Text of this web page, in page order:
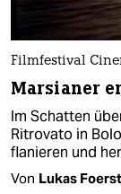
Filmfestival
Marsianer
Im Schatten
Ritrovato in
flanieren und
Von Lukas